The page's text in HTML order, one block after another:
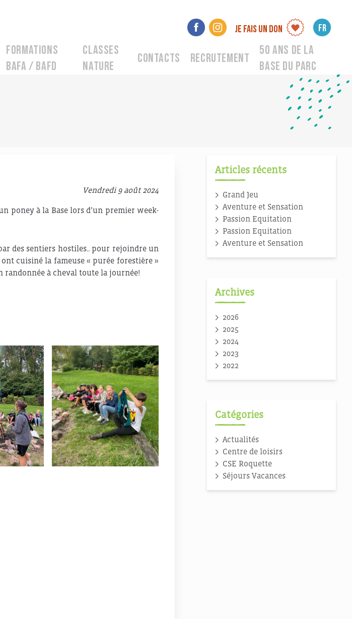
Je fais un don FR
Formations
BAFA / BAFD
Classes
nature
Contacts Recrutement
50 ANS DE LA
BASE DU PARC
Vendredi 9 août 2024
poney à la Base lors d’un premier week-
des sentiers hostiles.. pour rejoindre un
cuisiné la fameuse « purée forestière »
randonnée à cheval toute la journée!
Articles récents
Grand Jeu
Aventure et Sensation
Passion Equitation
Passion Equitation
Aventure et Sensation
Archives
2026
2025
2024
2023
2022
Catégories
Actualités
Centre de loisirs
CSE Roquette
Séjours Vacances